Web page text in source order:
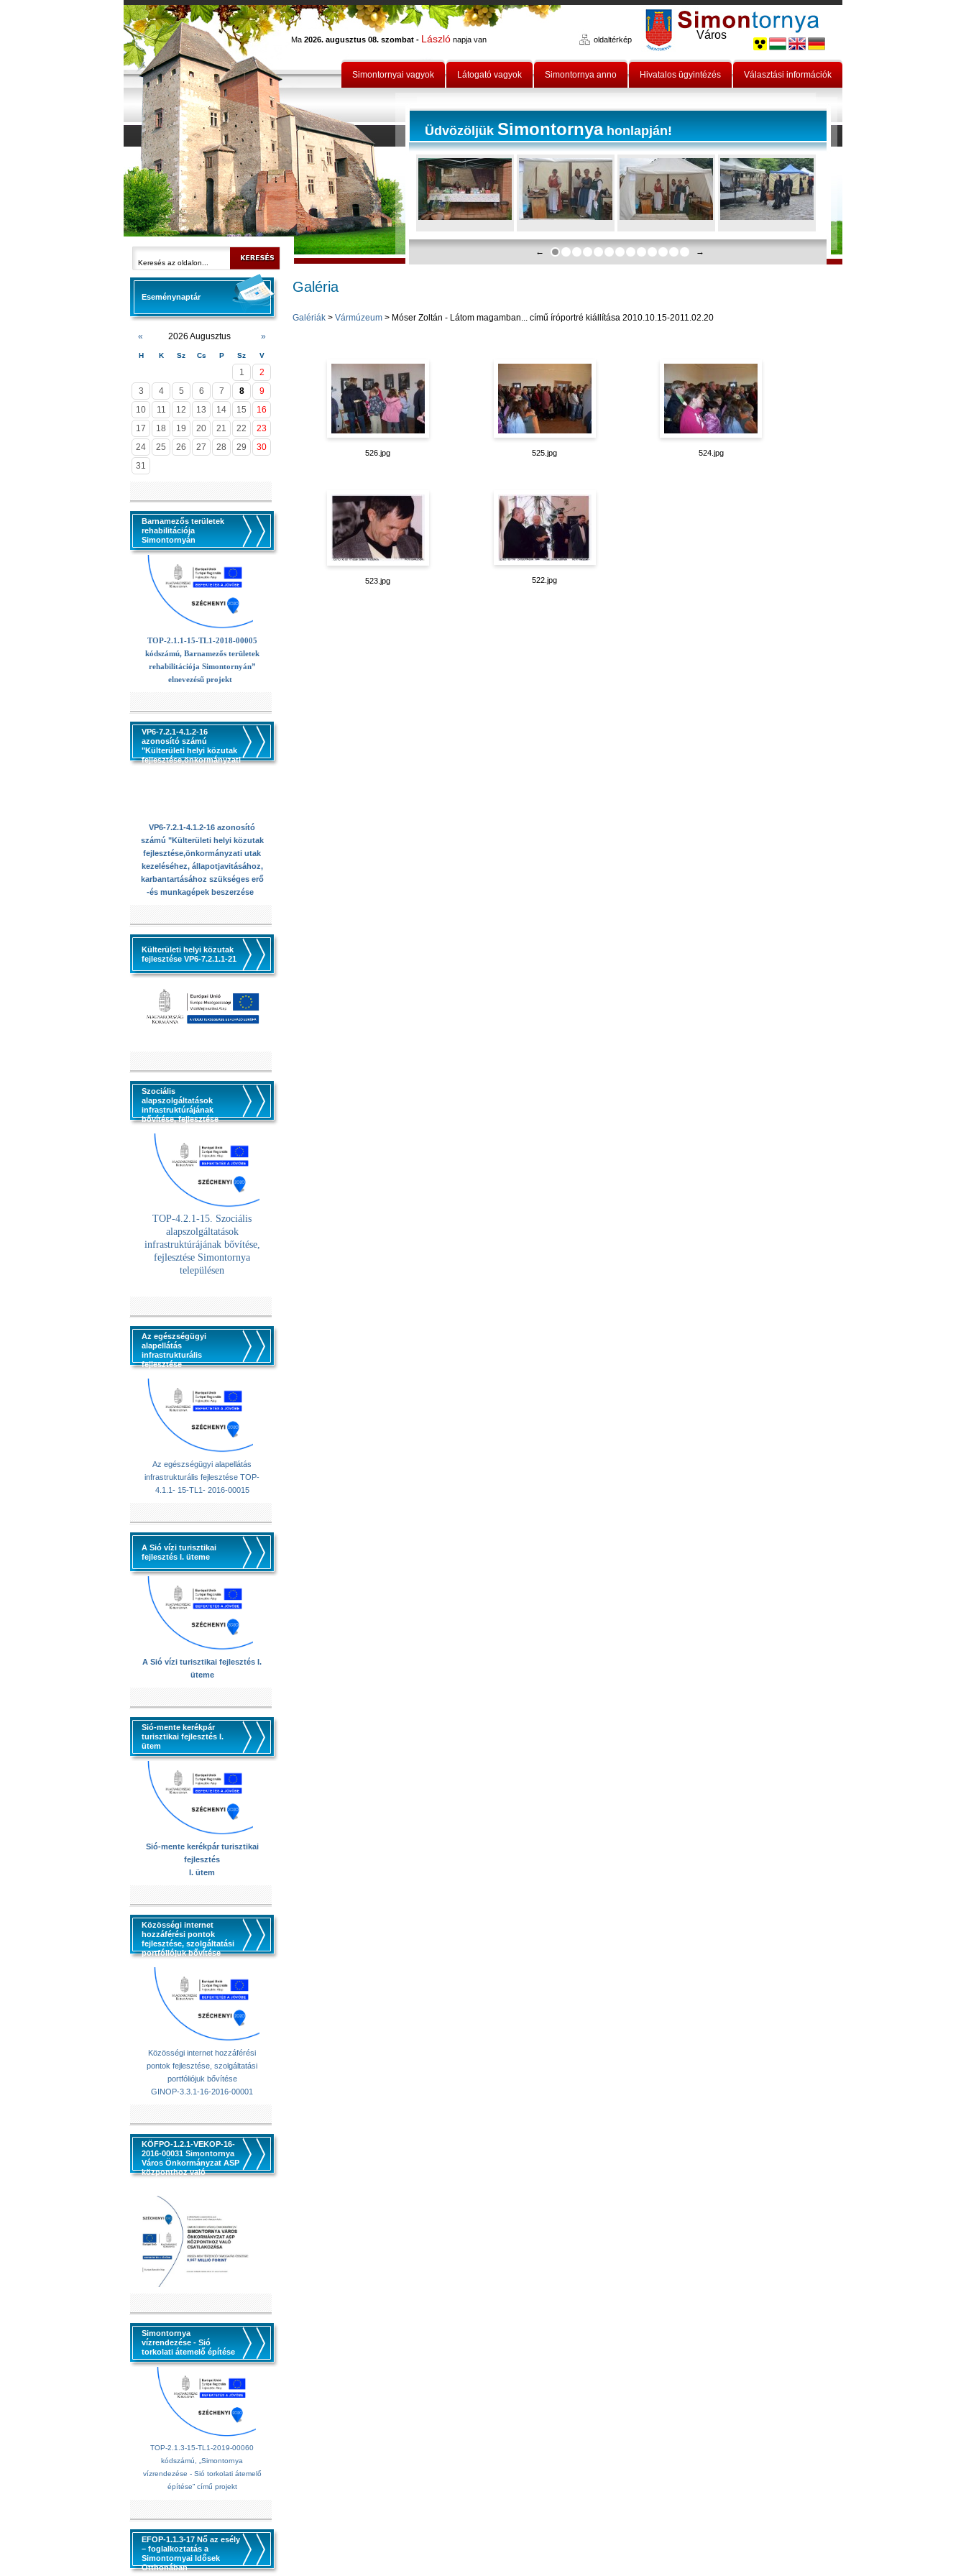
Ma 2026. augusztus 08. szombat - László napja van oldaltérkép Város
Simontornyai vagyok Látogató vagyok Simontornya anno Hivatalos ügyintézés Választási információk
ÜdvözöljükSimontornyahonlapján!
← →
Eseménynaptár
« 2026 Augusztus »
H K Sz Cs P Sz V
1
2
3
4 5 6 7 8
9
10
11 12 13 14 15
16
17
18 19 20 21 22
23
24
25 26 27 28 29
30
31
Barnamezős területek
rehabilitációja
Simontornyán
TOP-2.1.1-15-TL1-2018-00005
kódszámú, Barnamezős területek
rehabilitációja Simontornyán”
elnevezésű projekt
VP6-7.2.1-4.1.2-16
azonosító számú
"Külterületi helyi közutak
fejlesztése,önkormányzati
VP6-7.2.1-4.1.2-16 azonosító
számú "Külterületi helyi közutak
fejlesztése,önkormányzati utak
kezeléséhez, állapotjavitásához,
karbantartásához szükséges erő
-és munkagépek beszerzése
Külterületi helyi közutak
fejlesztése VP6-7.2.1.1-21
Szociális
alapszolgáltatások
infrastruktúrájának
bővítése, fejlesztése
TOP-4.2.1-15. Szociális
alapszolgáltatások
infrastruktúrájának bővítése,
fejlesztése Simontornya
településen
Az egészségügyi
alapellátás
infrastrukturális
fejlesztése
Az egészségügyi alapellátás
infrastrukturális fejlesztése TOP-
4.1.1- 15-TL1- 2016-00015
A Sió vízi turisztikai
fejlesztés I. üteme
A Sió vízi turisztikai fejlesztés I.
üteme
Sió-mente kerékpár
turisztikai fejlesztés I.
ütem
Sió-mente kerékpár turisztikai
fejlesztés
I. ütem
Közösségi internet
hozzáférési pontok
fejlesztése, szolgáltatási
portfóliójuk bővítése
Közösségi internet hozzáférési
pontok fejlesztése, szolgáltatási
portfóliójuk bővítése
GINOP-3.3.1-16-2016-00001
KÖFPO-1.2.1-VEKOP-16-
2016-00031 Simontornya
Város Önkormányzat ASP
központhoz való
Simontornya
vízrendezése - Sió
torkolati átemelő építése
TOP-2.1.3-15-TL1-2019-00060
kódszámú, „Simontornya
vízrendezése - Sió torkolati átemelő
építése” című projekt
EFOP-1.1.3-17 Nő az esély
– foglalkoztatás a
Simontornyai Idősek
Otthonában
Galéria
Galériák > Vármúzeum > Móser Zoltán - Látom magamban... című íróportré kiállítása 2010.10.15-2011.02.20
526.jpg 525.jpg 524.jpg
523.jpg 522.jpg